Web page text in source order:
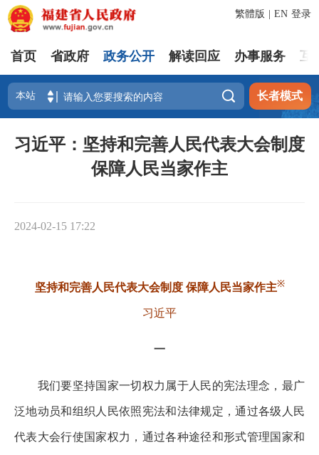
登录
繁體版 EN
首页 省政府 政务公开 解读回应 办事服务 互
 长者模式
习近平：坚持和完善人民代表大会制度
保障人民当家作主
2024-02-15 17:22
坚持和完善人民代表大会制度 保障人民当家作主※
习近平
一
我们要坚持国家一切权力属于人民的宪法理念，最广
泛地动员和组织人民依照宪法和法律规定，通过各级人民
代表大会行使国家权力，通过各种途径和形式管理国家和